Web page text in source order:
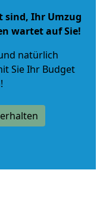
sind, Ihr Umzug
wartet auf Sie!
natürlich
Sie Ihr Budget